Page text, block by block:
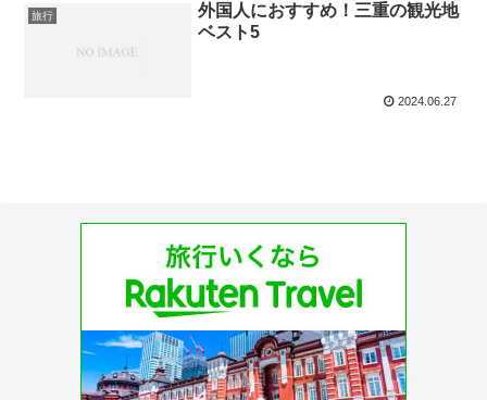
旅行
外国人におすすめ！三重の観光地
ベスト5
2024.06.27